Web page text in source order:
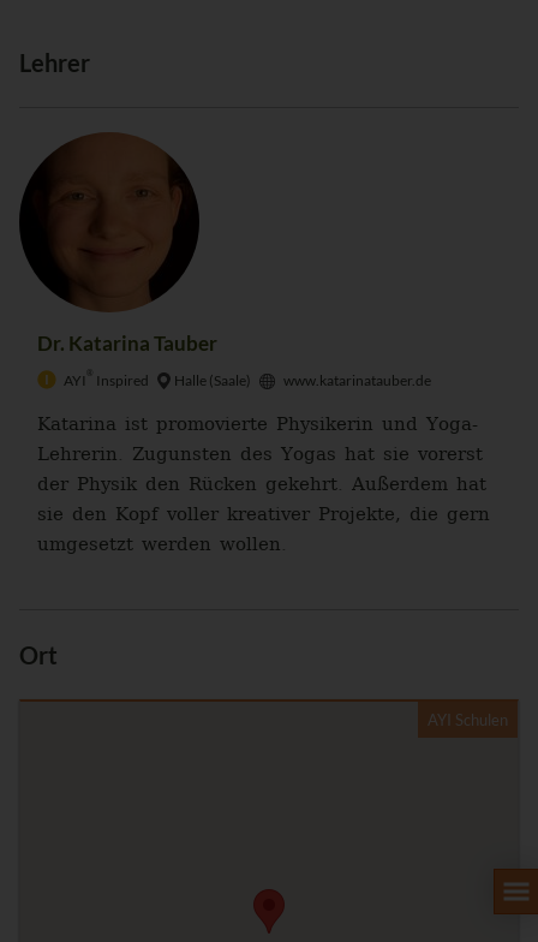
Lehrer
Dr. Katarina Tauber
AYI ® Inspired Halle (Saale) www.katarinatauber.de
Katarina ist promovierte Physikerin und Yoga-
Lehrerin. Zugunsten des Yogas hat sie vorerst
der Physik den Rücken gekehrt. Außerdem hat
sie den Kopf voller kreativer Projekte, die gern
umgesetzt werden wollen.
Ort
AYI Schulen